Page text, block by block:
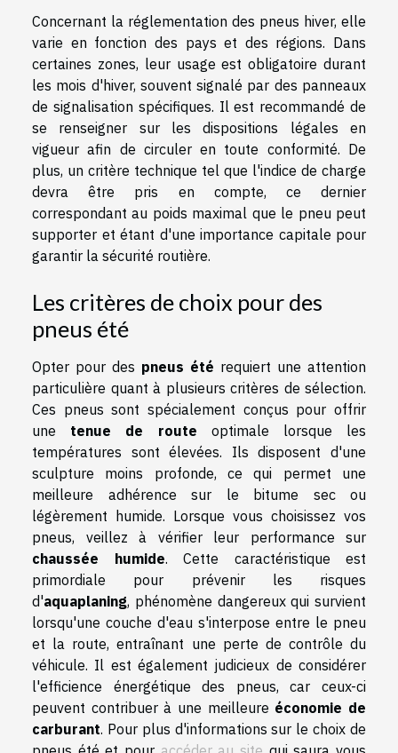
Concernant la réglementation des pneus hiver, elle
varie en fonction des pays et des régions. Dans
certaines zones, leur usage est obligatoire durant
les mois d'hiver, souvent signalé par des panneaux
de signalisation spécifiques. Il est recommandé de
se renseigner sur les dispositions légales en
vigueur afin de circuler en toute conformité. De
plus, un critère technique tel que l'indice de charge
devra être pris en compte, ce dernier
correspondant au poids maximal que le pneu peut
supporter et étant d'une importance capitale pour
garantir la sécurité routière.
Les critères de choix pour des
pneus été
Opter pour des pneus été requiert une attention
particulière quant à plusieurs critères de sélection.
Ces pneus sont spécialement conçus pour offrir
une tenue de route optimale lorsque les
températures sont élevées. Ils disposent d'une
sculpture moins profonde, ce qui permet une
meilleure adhérence sur le bitume sec ou
légèrement humide. Lorsque vous choisissez vos
pneus, veillez à vérifier leur performance sur
chaussée humide. Cette caractéristique est
primordiale pour prévenir les risques
d'aquaplaning, phénomène dangereux qui survient
lorsqu'une couche d'eau s'interpose entre le pneu
et la route, entraînant une perte de contrôle du
véhicule. Il est également judicieux de considérer
l'efficience énergétique des pneus, car ceux-ci
peuvent contribuer à une meilleure économie de
carburant. Pour plus d'informations sur le choix de